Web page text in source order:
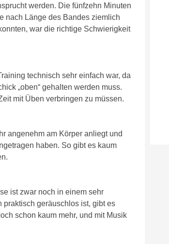
werden. Die fünfzehn Minuten
nach Länge des Bandes ziemlich
war die richtige Schwierigkeit
technisch sehr einfach war, da
„oben“ gehalten werden muss.
mit Üben verbringen zu müssen.
angenehm am Körper anliegt und
haben. So gibt es kaum
ist zwar noch in einem sehr
geräuschlos ist, gibt es
schon kaum mehr, und mit Musik